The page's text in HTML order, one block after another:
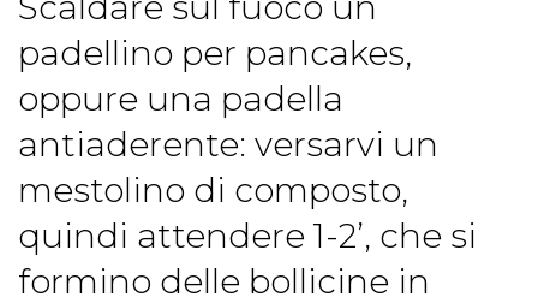
padellino per pancakes,
oppure una padella
antiaderente: versarvi un
mestolino di composto,
quindi attendere 1-2’, che si
formino delle bollicine in